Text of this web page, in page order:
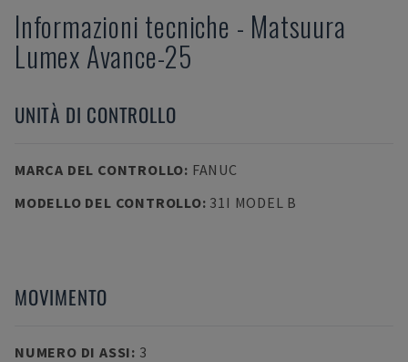
Informazioni tecniche - Matsuura
Lumex Avance-25
UNITÀ DI CONTROLLO
MARCA DEL CONTROLLO: FANUC
MODELLO DEL CONTROLLO: 31I MODEL B
MOVIMENTO
NUMERO DI ASSI: 3